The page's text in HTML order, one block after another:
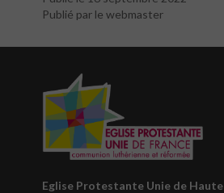
Publié par le webmaster
Eglise Protestante Unie de Haute